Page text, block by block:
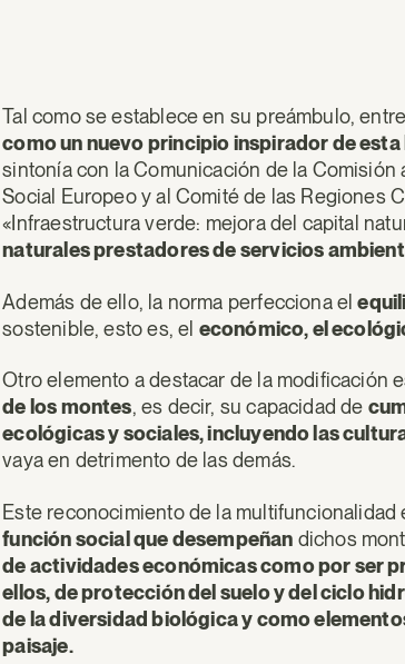
Tal como se establece en su preámbulo,
como un nuevo principio inspirador de esta
sintonía con la Comunicación de la
Social Europeo y al Comité de las Regiones
«Infraestructura verde: mejora del capital
naturales prestadores de servicios
Además de ello, la norma perfecciona el
sostenible, esto es, el económico, el
Otro elemento a destacar de la modificación
de los montes, es decir, su capacidad de
ecológicas y sociales, incluyendo las
vaya en detrimento de las demás.
Este reconocimiento de la
función social que desempeñan dichos
de actividades económicas como por ser
ellos, de protección del suelo y del ciclo
de la diversidad biológica y como
paisaje.